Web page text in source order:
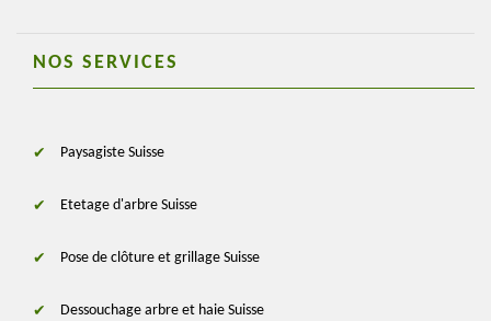
NOS SERVICES
Paysagiste Suisse
Etetage d'arbre Suisse
Pose de clôture et grillage Suisse
Dessouchage arbre et haie Suisse